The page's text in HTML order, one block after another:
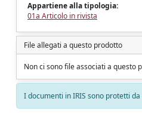
Appartiene alla tipologia:
01a Articolo in rivista
File allegati a questo prodotto
Non ci sono file associati a questo
I documenti in IRIS sono protetti